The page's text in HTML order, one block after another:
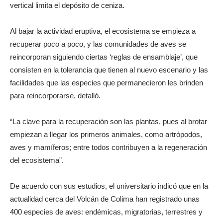
vertical limita el depósito de ceniza.
Al bajar la actividad eruptiva, el ecosistema se empieza a
recuperar poco a poco, y las comunidades de aves se
reincorporan siguiendo ciertas ‘reglas de ensamblaje’, que
consisten en la tolerancia que tienen al nuevo escenario y las
facilidades que las especies que permanecieron les brinden
para reincorporarse, detalló.
“La clave para la recuperación son las plantas, pues al brotar
empiezan a llegar los primeros animales, como artrópodos,
aves y mamíferos; entre todos contribuyen a la regeneración
del ecosistema”.
De acuerdo con sus estudios, el universitario indicó que en la
actualidad cerca del Volcán de Colima han registrado unas
400 especies de aves: endémicas, migratorias, terrestres y